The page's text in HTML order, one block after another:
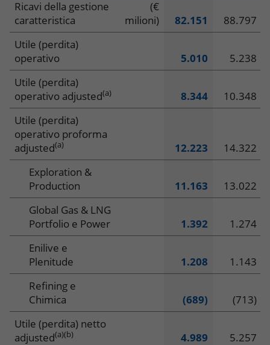
KPI 2025
CAMBIA REPORT
EN
IT
Principali
dati
economici
e
finanziari
Ricavi della gestione
caratteristica
(€
milioni)
82.151
88.797
Utile (perdita)
operativo
5.010
5.238
Utile (perdita)
operativo adjusted(a) 8.344
10.348
Utile (perdita)
operativo proforma
adjusted(a) 12.223
14.322
Exploration &
Production
11.163
13.022
Global Gas & LNG
Portfolio e Power
1.392
1.274
Enilive e
Plenitude
1.208
1.143
Refining e
Chimica
(689)
(713)
Utile (perdita) netto
adjusted(a)(b) 4.989
5.257